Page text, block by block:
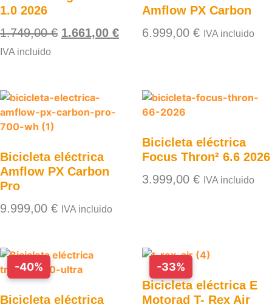
1.0 2026
1.749,00€ 1.661,00 €
IVA incluido
Amflow PX Carbon
6.999,00 € IVA incluido
Bicicleta eléctrica
Amflow PX Carbon
Pro
9.999,00 € IVA incluido
Bicicleta eléctrica
Focus Thron² 6.6 2026
3.999,00 € IVA incluido
-40%
Bicicleta eléctrica
-33%
Bicicleta eléctrica E
Motorad T- Rex Air